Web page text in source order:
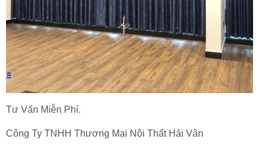
Tư Vấn Miễn Phí.
Công Ty TNHH Thương Mại Nội Thất Hải Vân